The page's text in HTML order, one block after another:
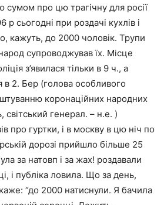
про цю трагічну для росії
р сьогодні при роздачі кухлів і
кажуть, до 2000 чоловік. Трупи
супроводжував їх. Місце
з’явилася тільки в 9 ч., а
в 2. Бер (голова особливого
коронаційних народних
світський генерал. – н.е. )
про гуртки, і в москву в цю ніч по
дорозі прийшло більше 25
за натовп і за жах! роздавали
і публіка ловила. Що за день,
“до 2000 натиснули. Я бачила